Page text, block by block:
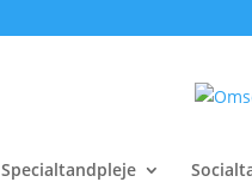
Specialtandpleje